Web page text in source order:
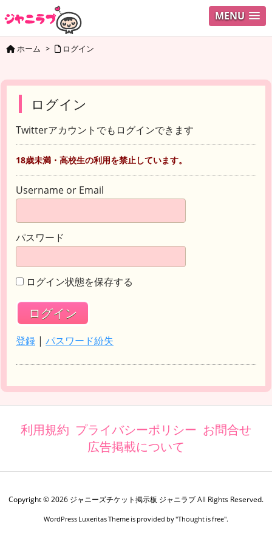
MENU
ホーム > ログイン
ログイン
Twitterアカウントでもログインできます
18歳未満・高校生の利用を禁止しています。
Username or Email
パスワード
ログイン状態を保存する
登録 | パスワード紛失
利用規約 プライバシーポリシー お問合せ
広告掲載について
Copyright ©2026 ジャニーズチケット掲示板 ジャニラブAll Rights Reserved.
WordPress Luxeritas Theme is provided by "Thought is free".